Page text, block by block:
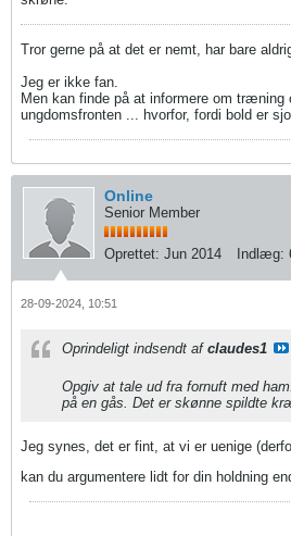
Tror gerne på at det er nemt, har bare
Jeg er ikke fan.
Men kan finde på at informere om træning
ungdomsfronten ... hvorfor, fordi bold er
Online
Senior Member
Oprettet: Jun 2014 Indlæg:
28-09-2024, 10:51
Oprindeligt indsendt af claudes1
Opgiv at tale ud fra fornuft med
på en gås. Det er skønne spildte
Jeg synes, det er fint, at vi er uenige
kan du argumentere lidt for din holdning